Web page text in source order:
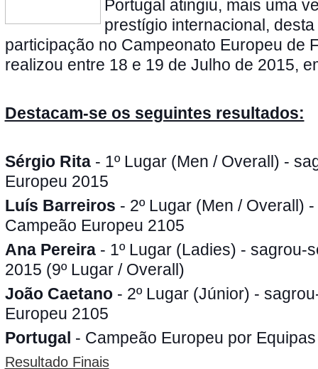
Portugal atingiu, mais uma
prestígio internacional,
participação no Campeonato Europeu de
realizou entre 18 e 19 de Julho de 2015,
Destacam-se os seguintes resultados:
Sérgio Rita- 1º Lugar (Men / Overall) -
Europeu 2015
Luís Barreiros - 2º Lugar (Men / Overall)
Campeão Europeu 2105
Ana Pereira- 1º Lugar (Ladies) - sagrou-
2015 (9º Lugar / Overall)
João Caetano- 2º Lugar (Júnior) -
Europeu 2105
Portugal - Campeão Europeu por Equipas
Resultado Finais